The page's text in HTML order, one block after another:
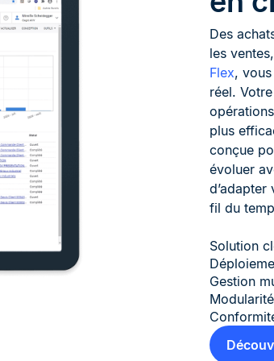
Des
les
Flex,
réel.
plus
conçue
évoluer
fil du
Solution
Gestion